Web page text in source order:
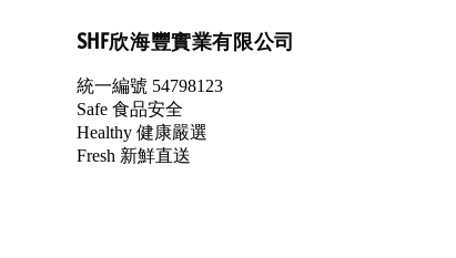
SHF欣海豐實業有限公司
統一編號 54798123
Safe 食品安全
Healthy 健康嚴選
Fresh 新鮮直送